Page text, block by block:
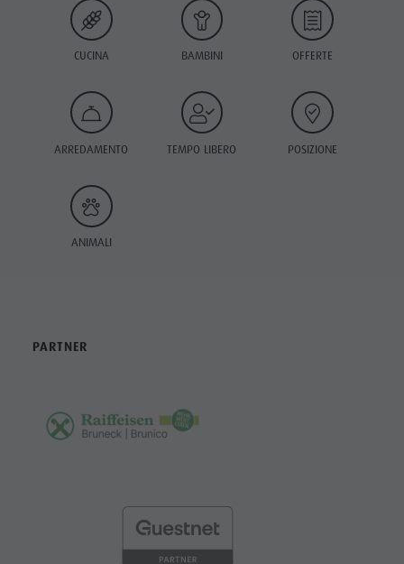
CUCINA BAMBINI OFFERTE
ARREDAMENTO TEMPO LIBERO POSIZIONE
ANIMALI
PARTNER